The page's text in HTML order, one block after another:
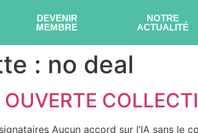
DEVENIR
MEMBRE
NOTRE
ACTUALITÉ
: no deal
OUVERTE
Aucun accord sur l’IA sans le